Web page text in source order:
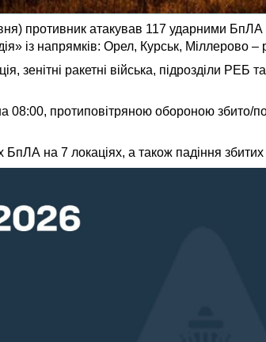
противник атакував 117 ударними
із напрямків: Орел, Курськ, Міллерово
зенітні ракетні війська, підрозділи
08:00, протиповітряною обороною
на 7 локаціях, а також падіння